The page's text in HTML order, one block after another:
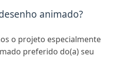
animado?
o projeto especialmente
preferido do(a) seu